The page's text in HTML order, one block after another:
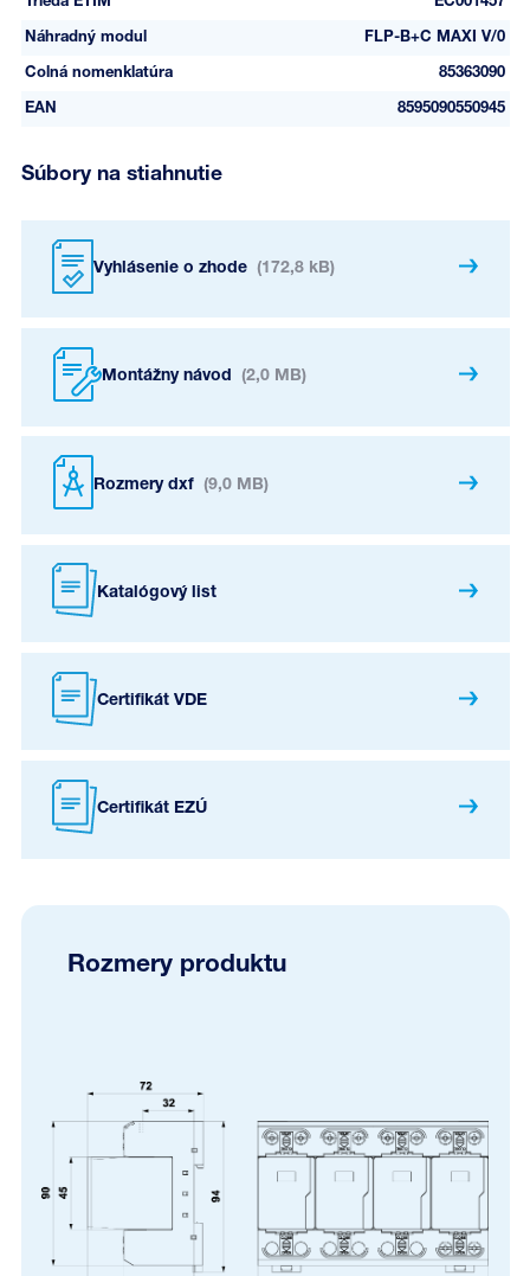
Náhradný modul FLP-B+C MAXI V/0
Colná nomenklatúra 85363090
EAN 8595090550945
Súbory na stiahnutie
Vyhlásenie o zhode (172,8 kB)
Montážny návod (2,0 MB)
Rozmery dxf (9,0 MB)
Katalógový list
Certifikát VDE
Certifikát EZÚ
Rozmery produktu